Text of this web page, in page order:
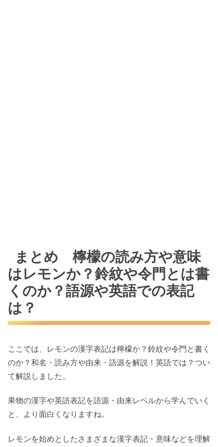
まとめ 檸檬の読み方や意味
はレモンか？鈴紋や令門とは書
くのか？語源や英語での表記
は？
ここでは、レモンの漢字表記は檸檬か？鈴紋や令門と書く
のか？和名・読み方や由来・語源を解説！英語では？つい
て解説しました。
果物の漢字や英語表記を語源・由来レベルから学んでいく
と、より面白くなりますね。
レモンを始めとしたさまざまな漢字表記・意味などを理解